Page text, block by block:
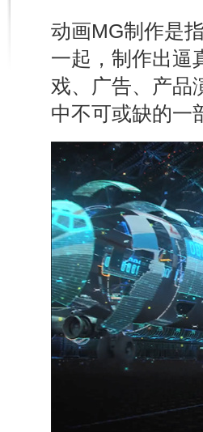
动画MG制作是
一起，制作出逼
戏、广告、产品
中不可或缺的一